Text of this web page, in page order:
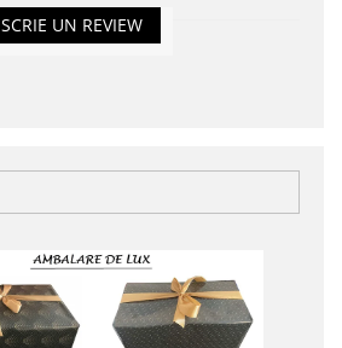
SCRIE UN REVIEW